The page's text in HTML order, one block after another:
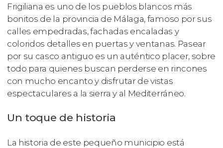
Frigiliana es uno de los pueblos blancos más
bonitos de la provincia de Málaga, famoso por sus
calles empedradas, fachadas encaladas y
coloridos detalles en puertas y ventanas. Pasear
por su casco antiguo es un auténtico placer, sobre
todo para quienes buscan perderse en rincones
con mucho encanto y disfrutar de vistas
espectaculares a la sierra y al Mediterráneo.
Un toque de historia
La historia de este pequeño municipio está